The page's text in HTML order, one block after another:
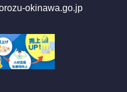
okinawa.go.jp